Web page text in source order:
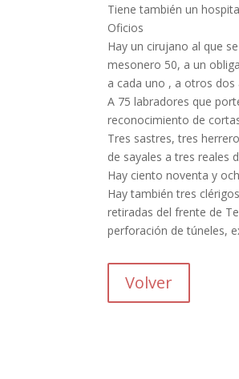
Tiene también un
Oficios
Hay un cirujano al que
mesonero 50, a un
a cada uno , a otros
A 75 labradores que
reconocimiento de
Tres sastres, tres
de sayales a tres reales
Hay ciento noventa y
Hay también tres
retiradas del frente de
perforación de túneles,
Volver